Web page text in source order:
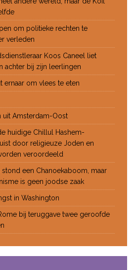
om politieke rechten te
verleden
Koos Caneel liet
achter bij zijn leerlingen
ernaar om vlees te eten
uit Amsterdam-Oost
huidige Chillul Hashem-
door religieuze Joden en
veroordeeld
stond een Chanoekaboom, maar
is geen joodse zaak
in Washington
bij teruggave twee geroofde